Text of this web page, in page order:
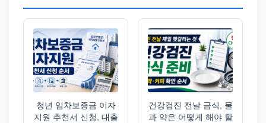
청년 임차보증금 이자
지원 추천서 신청, 대출
건강검진 전날 금식, 물
과 약은 어떻게 해야 할